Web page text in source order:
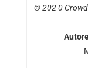
© 202 0